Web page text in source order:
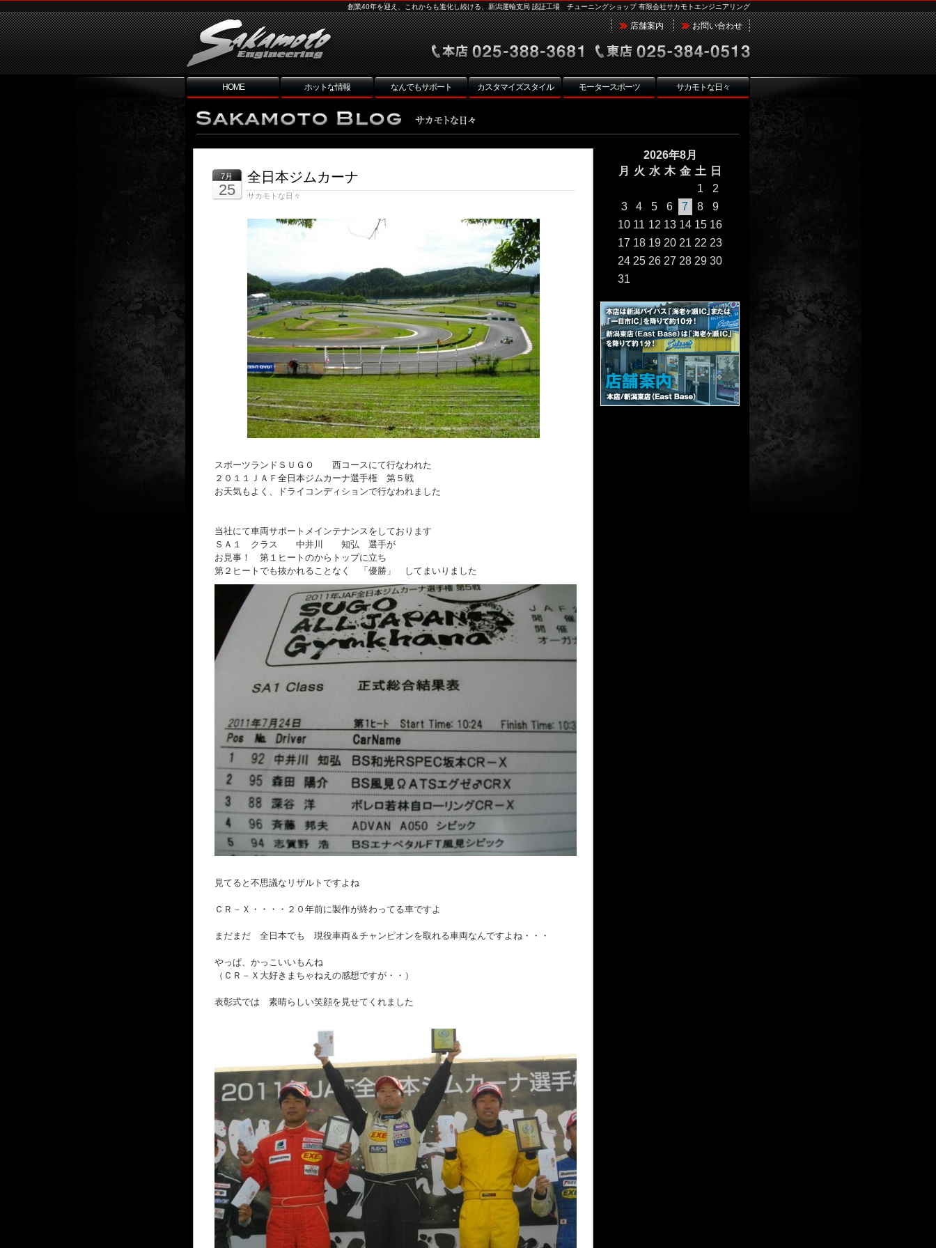
創業40年を迎え、これからも進化し続ける、新潟運輸支局 認証工場 チューニングショップ 有限会社サカモトエンジニアリング
店舗案内 お問い合わせ
HOME ホットな情報 なんでもサポート カスタマイズスタイル モータースポーツ サカモトな日々
7月
25
全日本ジムカーナ
サカモトな日々
スポーツランドＳＵＧＯ 西コースにて行なわれた
２０１１ＪＡＦ全日本ジムカーナ選手権 第５戦
お天気もよく、ドライコンディションで行なわれました
当社にて車両サポートメインテナンスをしております
ＳＡ１ クラス 中井川 知弘 選手が
お見事！ 第１ヒートのからトップに立ち
第２ヒートでも抜かれることなく 「優勝」 してまいりました
見てると不思議なリザルトですよね
ＣＲ－Ｘ・・・・２０年前に製作が終わってる車ですよ
まだまだ 全日本でも 現役車両＆チャンピオンを取れる車両なんですよね・・・
やっぱ、かっこいいもんね
（ＣＲ－Ｘ大好きまちゃねえの感想ですが・・）
表彰式では 素晴らしい笑顔を見せてくれました
2026年8月
月
火 水 木 金 土
日
1
2
3
4 5 6 7 8
9
10 11 12 13 14 15 16
17 18 19 20 21 22 23
24 25 26 27 28 29 30
31